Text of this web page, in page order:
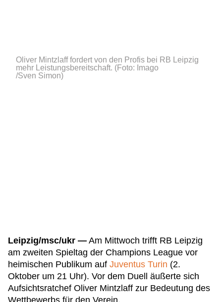
Oliver Mintzlaff fordert von den Profis bei RB Leipzig
mehr Leistungsbereitschaft. (Foto: Imago
/Sven Simon)
Leipzig/msc/ukr — Am Mittwoch trifft RB Leipzig
am zweiten Spieltag der Champions League vor
heimischen Publikum auf Juventus Turin (2.
Oktober um 21 Uhr). Vor dem Duell äußerte sich
Aufsichtsratchef Oliver Mintzlaff zur Bedeutung des
Wettbewerbs für den Verein.